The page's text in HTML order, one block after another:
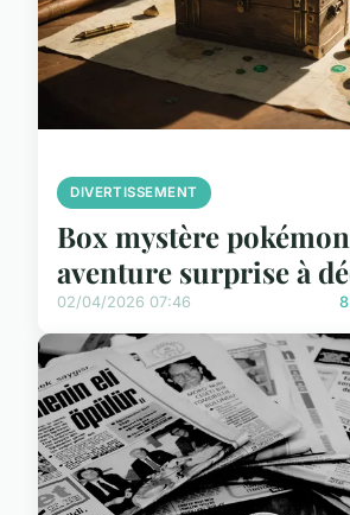
DIVERTISSEMENT
Box mystère
aventure surprise à
02/04/2026 07:46